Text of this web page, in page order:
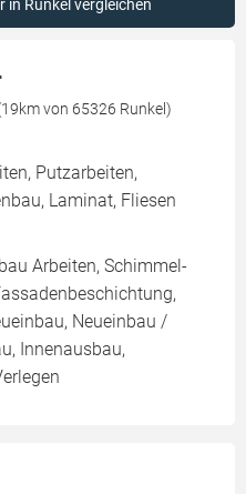
Runkel vergleichen
von 65326 Runkel)
Putzarbeiten,
Laminat, Fliesen
Arbeiten, Schimmel-
Neueinbau /
Innenausbau,